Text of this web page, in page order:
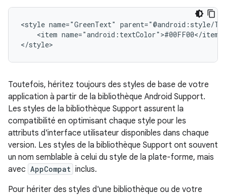
<style name="GreenText"
<item name="android:textColor">#00FF00</item>
</style>
Toutefois, héritez toujours des styles de base de votre
application à partir de la bibliothèque Android Support.
Les styles de la bibliothèque Support assurent la
compatibilité en optimisant chaque style pour les
attributs d'interface utilisateur disponibles dans chaque
version. Les styles de la bibliothèque Support ont souvent
un nom semblable à celui du style de la plate-forme, mais
avec AppCompat inclus.
Pour hériter des styles d'une bibliothèque ou de votre